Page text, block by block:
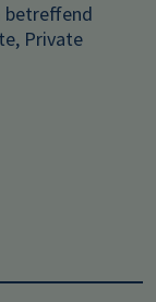
betreffend
Private